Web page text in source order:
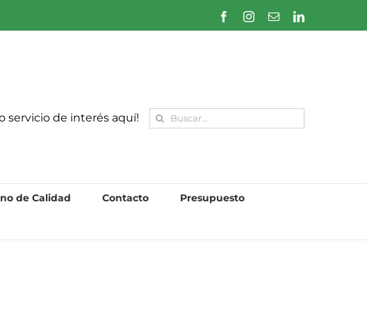
FacebookInstagram
CorreoLinkedIn
servicio de interés aquí! Buscar:
de Calidad Contacto Presupuesto